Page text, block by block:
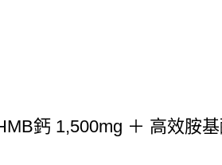
鈣 1,500mg ＋ 高效胺